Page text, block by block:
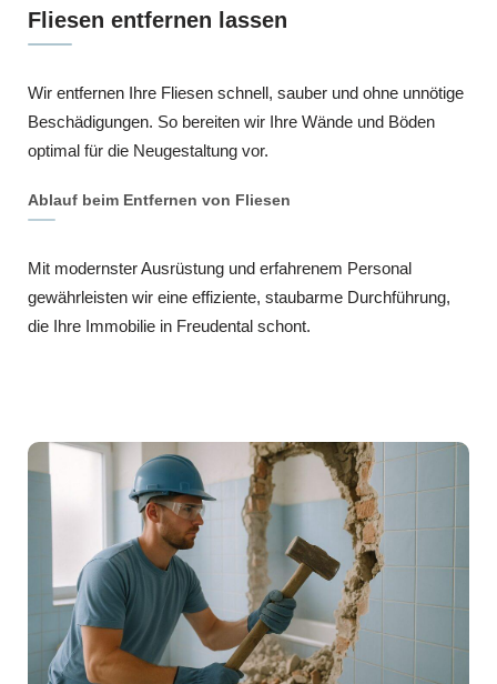
Fliesen entfernen lassen
Wir entfernen Ihre Fliesen schnell, sauber und ohne unnötige
Beschädigungen. So bereiten wir Ihre Wände und Böden
optimal für die Neugestaltung vor.
Ablauf beim Entfernen von Fliesen
Mit modernster Ausrüstung und erfahrenem Personal
gewährleisten wir eine effiziente, staubarme Durchführung,
die Ihre Immobilie in Freudental schont.